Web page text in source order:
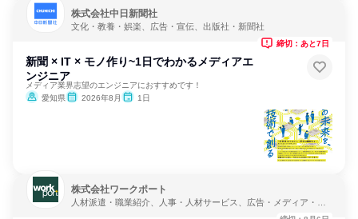
株式会社中日新聞社
文化・教養・娯楽、広告・宣伝、出版社・新聞社
新聞 × IT × モノ作り~1日でわかるメディアエ
ンジニア
メディア業界志望のエンジニアにおすすめです！
愛知県
2026年8月 1日
締切：あと7日
株式会社ワークポート
人材派遣・職業紹介、人事・人材サービス、広告・メディア・マ